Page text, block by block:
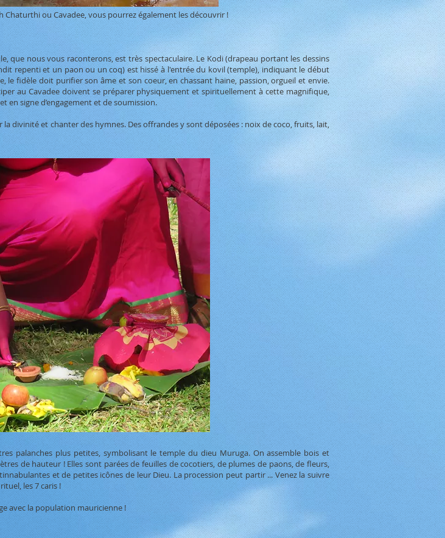
Chaturthi ou Cavadee, vous pourrez également les découvrir !
que nous vous raconterons, est très spectaculaire. Le Kodi (drapeau portant les dessins
repenti et un paon ou un coq) est hissé à l'entrée du kovil (temple), indiquant le début
le fidèle doit purifier son âme et son coeur, en chassant haine, passion, orgueil et envie.
au Cavadee doivent se préparer physiquement et spirituellement à cette magnifique,
en signe d’engagement et de soumission.
divinité et chanter des hymnes. Des offrandes y sont déposées : noix de coco, fruits, lait,
palanches plus petites, symbolisant le temple du dieu Muruga. On assemble bois et
de hauteur ! Elles sont parées de feuilles de cocotiers, de plumes de paons, de fleurs,
et de petites icônes de leur Dieu. La procession peut partir ... Venez la suivre
les 7 caris !
avec la population mauricienne !